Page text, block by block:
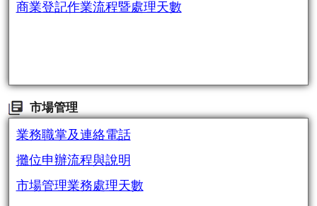
商業登記作業流程暨處理天數
市場管理
業務職掌及連絡電話
攤位申辦流程與說明
市場管理業務處理天數